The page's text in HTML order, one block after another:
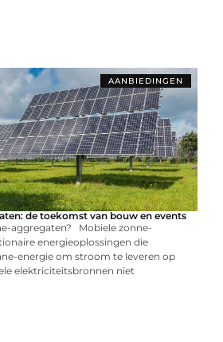
AANBIEDINGEN
de toekomst van bouw en events
aggregaten? Mobiele zonne-
energieoplossingen die
energie om stroom te leveren op
elektriciteitsbronnen niet